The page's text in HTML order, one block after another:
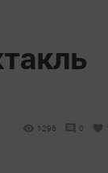
1296 0